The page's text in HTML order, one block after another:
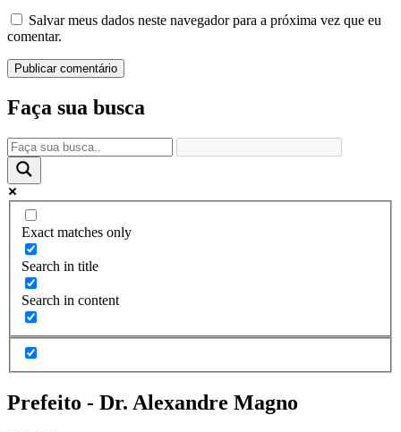
Salvar meus dados neste navegador para a próxima vez que eu
comentar.
Faça sua busca
Exact matches only
Search in title
Search in content
Prefeito - Dr. Alexandre Magno